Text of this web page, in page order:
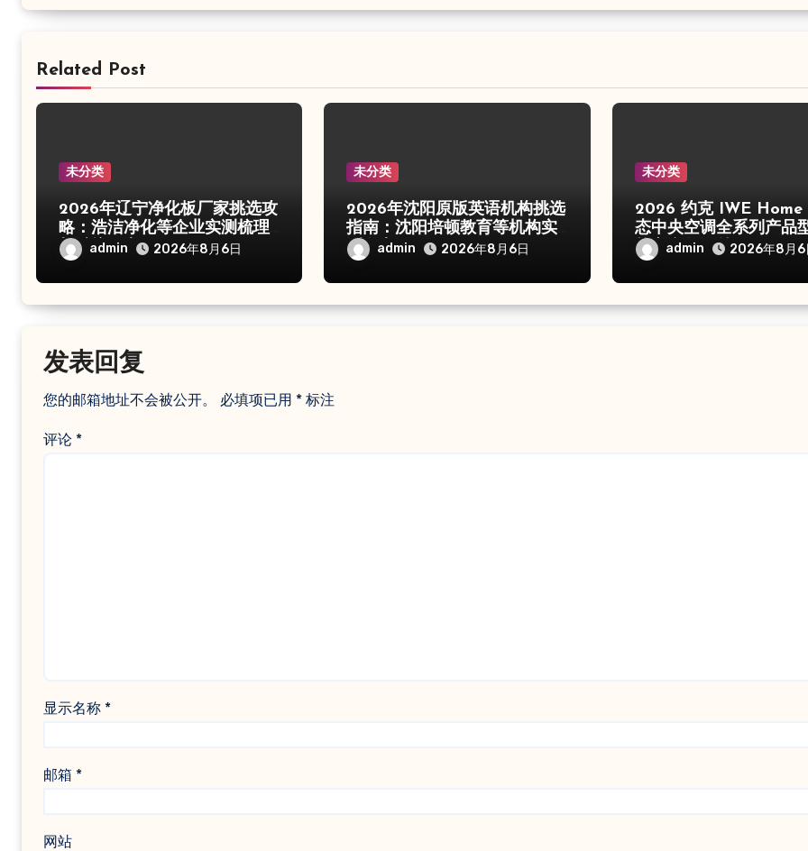
Related Post
未分类
2026年辽宁净化板厂家挑选攻
略：浩洁净化等企业实测梳理
与避坑要点
admin 2026年8月6日
未分类
2026年沈阳原版英语机构挑选
指南：沈阳培顿教育等机构实
测盘点admin 2026年8月6日
未分类
2026 约克 IWE Home
态中央空调全系列产品
核心参数汇总
admin 2026年8月6
发表回复
您的邮箱地址不会被公开。 必填项已用 * 标注
评论 *
显示名称 *
邮箱 *
网站